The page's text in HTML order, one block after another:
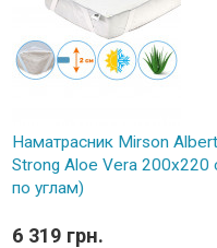
Наматрасник Mirson
Strong Aloe Vera
по углам)
6 319 грн.